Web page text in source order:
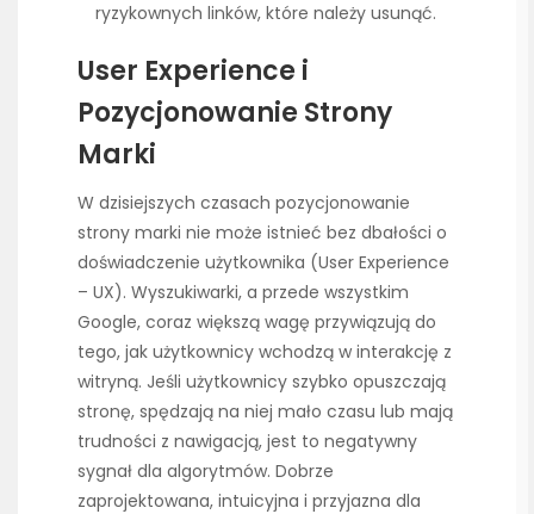
ryzykownych linków, które należy usunąć.
User Experience i
Pozycjonowanie Strony
Marki
W dzisiejszych czasach pozycjonowanie
strony marki nie może istnieć bez dbałości o
doświadczenie użytkownika (User Experience
– UX). Wyszukiwarki, a przede wszystkim
Google, coraz większą wagę przywiązują do
tego, jak użytkownicy wchodzą w interakcję z
witryną. Jeśli użytkownicy szybko opuszczają
stronę, spędzają na niej mało czasu lub mają
trudności z nawigacją, jest to negatywny
sygnał dla algorytmów. Dobrze
zaprojektowana, intuicyjna i przyjazna dla